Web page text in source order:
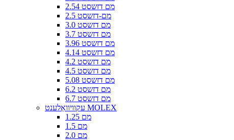
2.54 מם דזשסט
2.5 מם-דזשסט
3.0 מם דזשסט
3.7 מם דזשסט
3.96 מם דזשסט
4.14 מם דזשסט
4.2 מם דזשסט
4.5 מם דזשסט
5.08 מם דזשסט
6.2 מם דזשסט
6.7 מם דזשסט
עקוויוואַלענט MOLEX
1.25 מם
1.5 מם
2.0 מם